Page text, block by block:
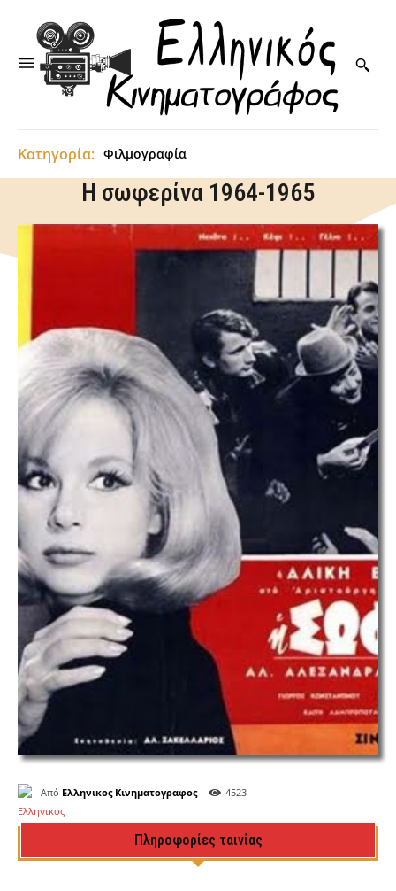
Κατηγορία: Φιλμογραφία
Η σωφερίνα 1964-1965
Από Ελληνικος Κινηματογραφος 4523
Πληροφορίες ταινίας